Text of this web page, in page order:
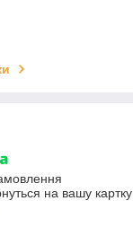
на вашу картку